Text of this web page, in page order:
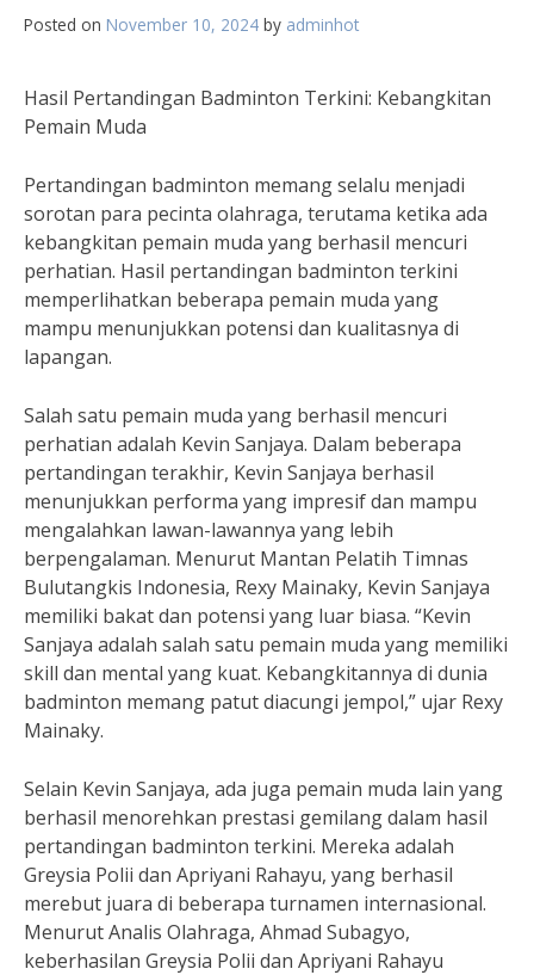
Posted on November 10, 2024 by adminhot
Hasil Pertandingan Badminton Terkini: Kebangkitan
Pemain Muda
Pertandingan badminton memang selalu menjadi
sorotan para pecinta olahraga, terutama ketika ada
kebangkitan pemain muda yang berhasil mencuri
perhatian. Hasil pertandingan badminton terkini
memperlihatkan beberapa pemain muda yang
mampu menunjukkan potensi dan kualitasnya di
lapangan.
Salah satu pemain muda yang berhasil mencuri
perhatian adalah Kevin Sanjaya. Dalam beberapa
pertandingan terakhir, Kevin Sanjaya berhasil
menunjukkan performa yang impresif dan mampu
mengalahkan lawan-lawannya yang lebih
berpengalaman. Menurut Mantan Pelatih Timnas
Bulutangkis Indonesia, Rexy Mainaky, Kevin Sanjaya
memiliki bakat dan potensi yang luar biasa. “Kevin
Sanjaya adalah salah satu pemain muda yang memiliki
skill dan mental yang kuat. Kebangkitannya di dunia
badminton memang patut diacungi jempol,” ujar Rexy
Mainaky.
Selain Kevin Sanjaya, ada juga pemain muda lain yang
berhasil menorehkan prestasi gemilang dalam hasil
pertandingan badminton terkini. Mereka adalah
Greysia Polii dan Apriyani Rahayu, yang berhasil
merebut juara di beberapa turnamen internasional.
Menurut Analis Olahraga, Ahmad Subagyo,
keberhasilan Greysia Polii dan Apriyani Rahayu